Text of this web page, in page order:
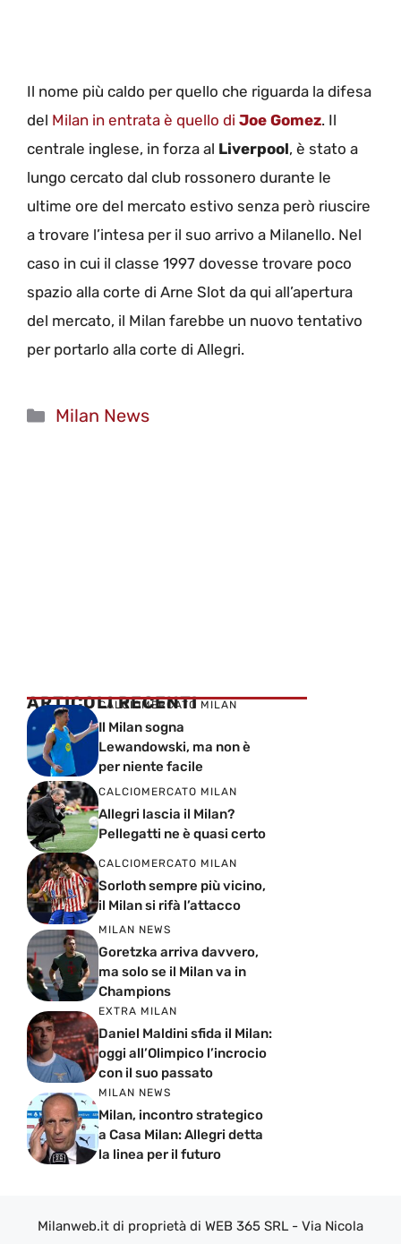
Il nome più caldo per quello che riguarda la difesa
del Milan in entrata è quello di Joe Gomez. Il
centrale inglese, in forza al Liverpool, è stato a
lungo cercato dal club rossonero durante le
ultime ore del mercato estivo senza però riuscire
a trovare l’intesa per il suo arrivo a Milanello. Nel
caso in cui il classe 1997 dovesse trovare poco
spazio alla corte di Arne Slot da qui all’apertura
del mercato, il Milan farebbe un nuovo tentativo
per portarlo alla corte di Allegri.
Categorie
Milan News
ARTICOLI RECENTI
CALCIOMERCATO MILAN
Il Milan sogna
Lewandowski, ma non è
per niente facile
CALCIOMERCATO MILAN
Allegri lascia il Milan?
Pellegatti ne è quasi certo
CALCIOMERCATO MILAN
Sorloth sempre più vicino,
il Milan si rifà l’attacco
MILAN NEWS
Goretzka arriva davvero,
ma solo se il Milan va in
Champions
EXTRA MILAN
Daniel Maldini sfida il Milan:
oggi all’Olimpico l’incrocio
con il suo passato
MILAN NEWS
Milan, incontro strategico
a Casa Milan: Allegri detta
la linea per il futuro
Milanweb.it di proprietà di WEB 365 SRL - Via Nicola